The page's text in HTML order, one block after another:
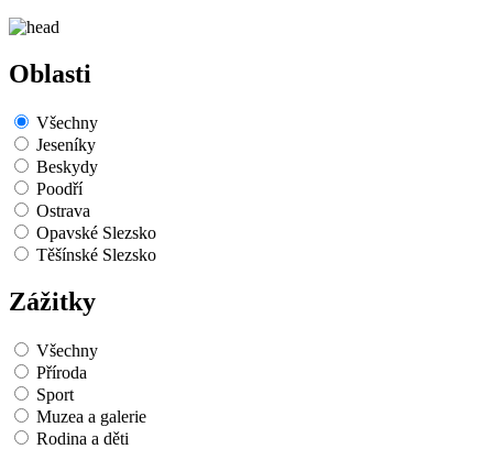
Oblasti
Všechny
Jeseníky
Beskydy
Poodří
Ostrava
Opavské Slezsko
Těšínské Slezsko
Zážitky
Všechny
Příroda
Sport
Muzea a galerie
Rodina a děti